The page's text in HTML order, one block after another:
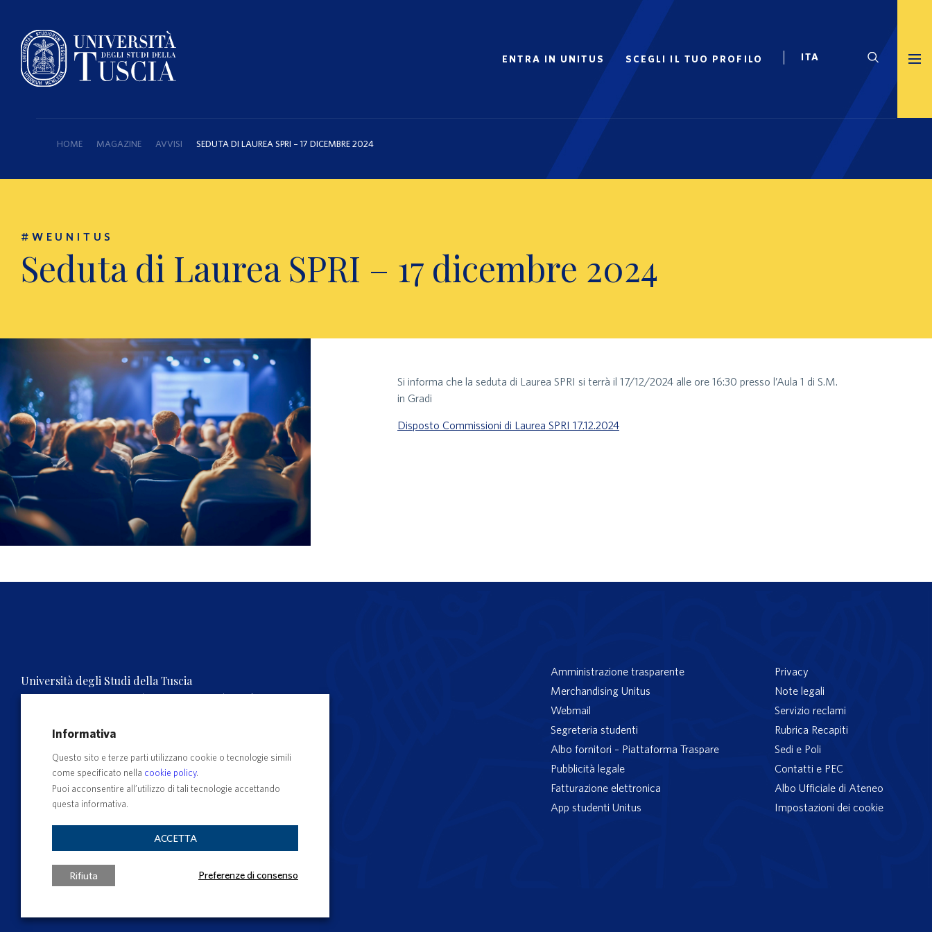
ENTRA IN UNITUS SCEGLI IL TUO PROFILO
HOME MAGAZINE AVVISI SEDUTA DI LAUREA SPRI – 17 DICEMBRE 2024
#WEUNITUS
Seduta di Laurea SPRI – 17 dicembre 2024
Si informa che la seduta di Laurea SPRI si terrà il 17/12/2024 alle ore 16:30 presso l’Aula 1 di S.M.
in Gradi
Disposto Commissioni di Laurea SPRI 17.12.2024
Università degli Studi della Tuscia
Rettorato, Via S.M. in Gradi n.4, 01100 Viterbo, ITALY.
C.F. 80029030568 – P.IVA 00575560560
Amministrazione trasparente
Merchandising Unitus
Webmail
Segreteria studenti
Albo fornitori – Piattaforma Traspare
Pubblicità legale
Fatturazione elettronica
App studenti Unitus
Privacy
Note legali
Servizio reclami
Rubrica Recapiti
Sedi e Poli
Contatti e PEC
Albo Ufficiale di Ateneo
Impostazioni dei cookie
Informativa
Questo sito e terze parti utilizzano cookie o tecnologie simili
come specificato nella cookie policy.
Puoi acconsentire all’utilizzo di tali tecnologie accettando
questa informativa.
ACCETTA
Rifiuta Preferenze di consenso